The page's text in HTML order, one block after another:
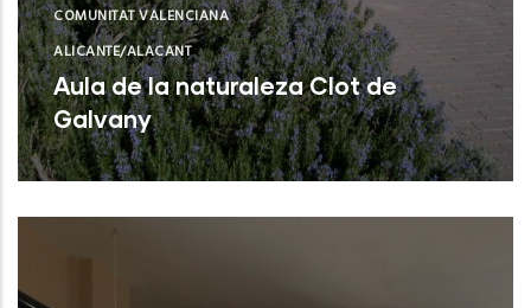
COMUNITAT VALENCIANA
ALICANTE/ALACANT
Aula de la naturaleza Clot de
Galvany
Elx (Alicante)